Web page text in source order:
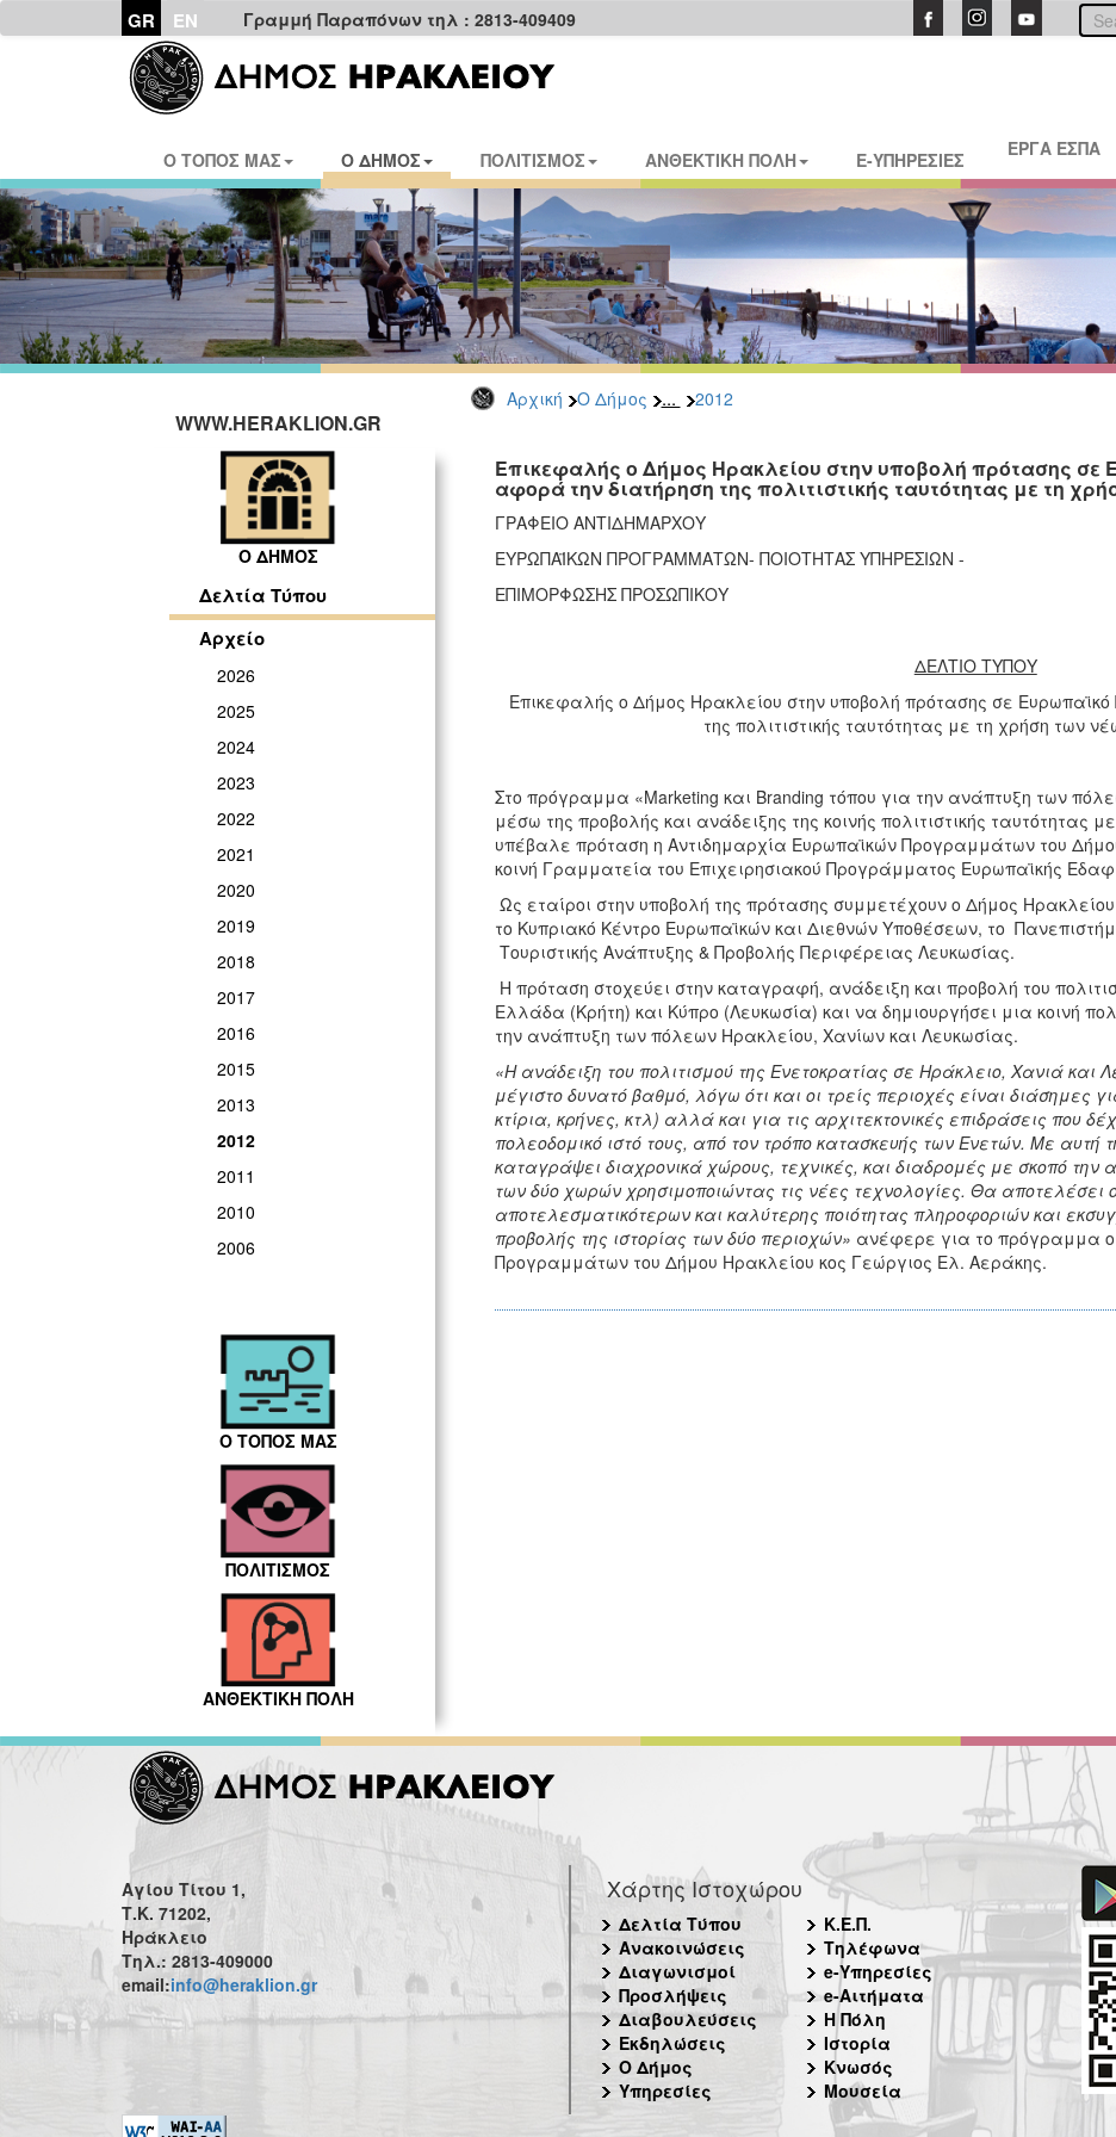
GR EN Γραμμή Παραπόνων τηλ : 2813-409409
Ο ΤΟΠΟΣ ΜΑΣ Ο ΔΗΜΟΣ ΠΟΛΙΤΙΣΜΟΣ ΑΝΘΕΚΤΙΚΗ ΠΟΛΗ E-ΥΠΗΡΕΣΙΕΣ ΕΡΓΑ ΕΣΠΑ
Αρχική Ο Δήμος ... 2012
WWW.HERAKLION.GR
Ο ΔΗΜΟΣ
Δελτία Τύπου
Αρχείο
2026
2025
2024
2023
2022
2021
2020
2019
2018
2017
2016
2015
2013
2012
2011
2010
2006
Ο ΤΟΠΟΣ ΜΑΣ
ΠΟΛΙΤΙΣΜΟΣ
ΑΝΘΕΚΤΙΚΗ ΠΟΛΗ
Επικεφαλής ο Δήμος Ηρακλείου στην υποβολή πρότασης
αφορά την διατήρηση της πολιτιστικής ταυτότητας με τη
ΓΡΑΦΕΙΟ ΑΝΤΙΔΗΜΑΡΧΟΥ
ΕΥΡΩΠΑΪΚΩΝ ΠΡΟΓΡΑΜΜΑΤΩΝ- ΠΟΙΟΤΗΤΑΣ ΥΠΗΡΕΣΙΩΝ -
ΕΠΙΜΟΡΦΩΣΗΣ ΠΡΟΣΩΠΙΚΟΥ
ΔΕΛΤΙΟ ΤΥΠΟΥ
Επικεφαλής ο Δήμος Ηρακλείου στην υποβολή πρότασης σε
της πολιτιστικής ταυτότητας με τη χρήση των
Στο πρόγραμμα «Marketing και Branding τόπου για την ανάπτυξη των
μέσω της προβολής και ανάδειξης της κοινής πολιτιστικής ταυτότητας
υπέβαλε πρόταση η Αντιδημαρχία Ευρωπαϊκών Προγραμμάτων του
κοινή Γραμματεία του Επιχειρησιακού Προγράμματος Ευρωπαϊκής
Ως εταίροι στην υποβολή της πρότασης συμμετέχουν ο Δήμος
το Kυπριακό Κέντρο Ευρωπαϊκών και Διεθνών Υποθέσεων, το
Τουριστικής Ανάπτυξης & Προβολής Περιφέρειας Λευκωσίας.
Η πρόταση στοχεύει στην καταγραφή, ανάδειξη και προβολή του
Ελλάδα (Κρήτη) και Κύπρο (Λευκωσία) και να δημιουργήσει μια κοινή
την ανάπτυξη των πόλεων Ηρακλείου, Χανίων και Λευκωσίας.
«Η ανάδειξη του πολιτισμού της Ενετοκρατίας σε Ηράκλειο, Χανιά και
μέγιστο δυνατό βαθμό, λόγω ότι και οι τρείς περιοχές είναι διάσημες
κτίρια, κρήνες, κτλ) αλλά και για τις αρχιτεκτονικές επιδράσεις που
πολεοδομικό ιστό τους, από τον τρόπο κατασκευής των Ενετών. Με αυτή
καταγράψει διαχρονικά χώρους, τεχνικές, και διαδρομές με σκοπό την
των δύο χωρών χρησιμοποιώντας τις νέες τεχνολογίες. Θα αποτελέσει
αποτελεσματικότερων και καλύτερης ποιότητας πληροφοριών και
προβολής της ιστορίας των δύο περιοχών» ανέφερε για το πρόγραμμα
Προγραμμάτων του Δήμου Ηρακλείου κος Γεώργιος Ελ. Αεράκης.
Αγίου Τίτου 1,
Τ.Κ. 71202,
Ηράκλειο
Τηλ.: 2813-409000
email:info@heraklion.gr
Χάρτης Ιστοχώρου
Δελτία Τύπου
Ανακοινώσεις
Διαγωνισμοί
Προσλήψεις
Διαβουλεύσεις
Εκδηλώσεις
Ο Δήμος
Υπηρεσίες
Κ.Ε.Π.
Τηλέφωνα
e-Υπηρεσίες
e-Αιτήματα
Η Πόλη
Ιστορία
Κνωσός
Μουσεία